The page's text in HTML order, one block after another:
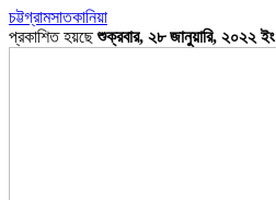
চট্টগ্রামসাতকানিয়া
প্রকাশিত হয়ছেশুক্রবার, ২৮ জানুয়ারি, ২০২২ ইং